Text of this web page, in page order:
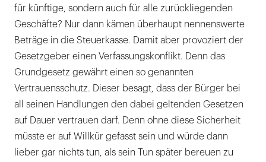
für künftige, sondern auch für alle zurückliegenden
Geschäfte? Nur dann kämen überhaupt nennenswerte
Beträge in die Steuerkasse. Damit aber provoziert der
Gesetzgeber einen Verfassungskonflikt. Denn das
Grundgesetz gewährt einen so genannten
Vertrauensschutz. Dieser besagt, dass der Bürger bei
all seinen Handlungen den dabei geltenden Gesetzen
auf Dauer vertrauen darf. Denn ohne diese Sicherheit
müsste er auf Willkür gefasst sein und würde dann
lieber gar nichts tun, als sein Tun später bereuen zu